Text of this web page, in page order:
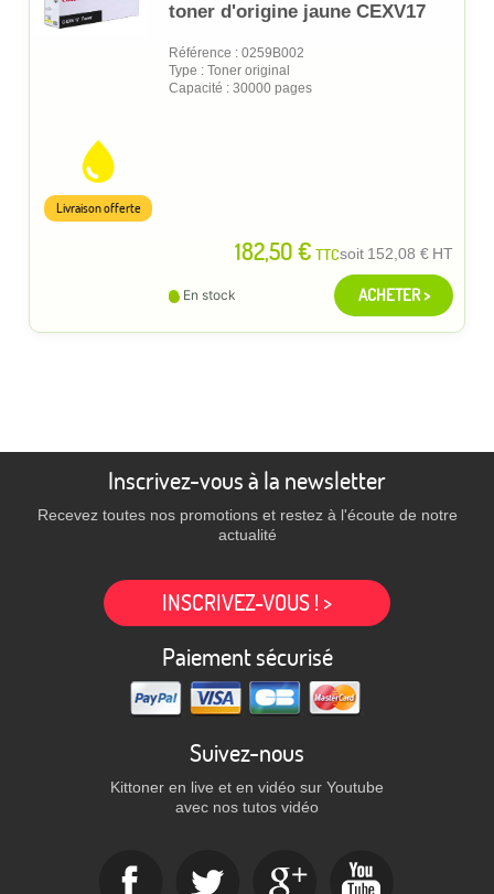
toner d'origine jaune CEXV17
Référence : 0259B002
Type : Toner original
Capacité : 30000 pages
182,50 € TTCsoit 152,08 € HT
Livraison offerte
En stock ACHETER >
Inscrivez-vous à la newsletter
Recevez toutes nos promotions et restez à l'écoute de notre
actualité
INSCRIVEZ-VOUS ! >
Paiement sécurisé
Suivez-nous
Kittoner en live et en vidéo sur Youtube
avec nos tutos vidéo